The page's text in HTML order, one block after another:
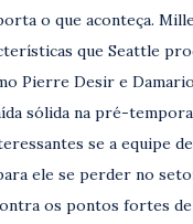
o que aconteça.
que Seattle
Pierre Desir e
sólida na pré-
se a equipe
ele se perder no
os pontos fortes